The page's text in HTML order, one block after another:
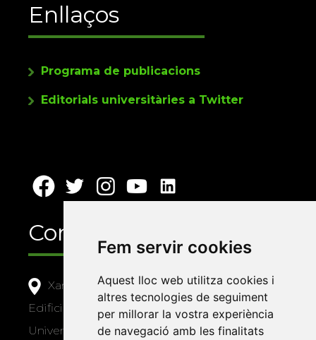
Fem servir cookies
Aquest lloc web utilitza cookies i
altres tecnologies de seguiment
per millorar la vostra experiència
de navegació amb les finalitats
Enllaços
Programa de publicacions
Editorials universitàries a Twitter
Contacte
Xarxa Vives d'Universitats
Edifici Àgora
Universitat Jaume I, local 10